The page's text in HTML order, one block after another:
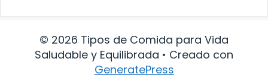
© 2026 Tipos de Comida para Vida
Saludable y Equilibrada • Creado con
GeneratePress